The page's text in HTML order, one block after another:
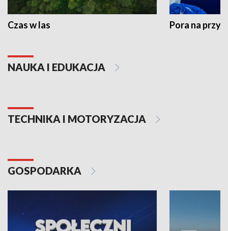
Czas w las Pora na
NAUKA I EDUKACJA
TECHNIKA I MOTORYZACJA
GOSPODARKA